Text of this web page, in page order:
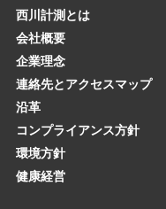
西川計測とは
会社概要
企業理念
連絡先とアクセスマップ
沿革
コンプライアンス方針
環境方針
健康経営